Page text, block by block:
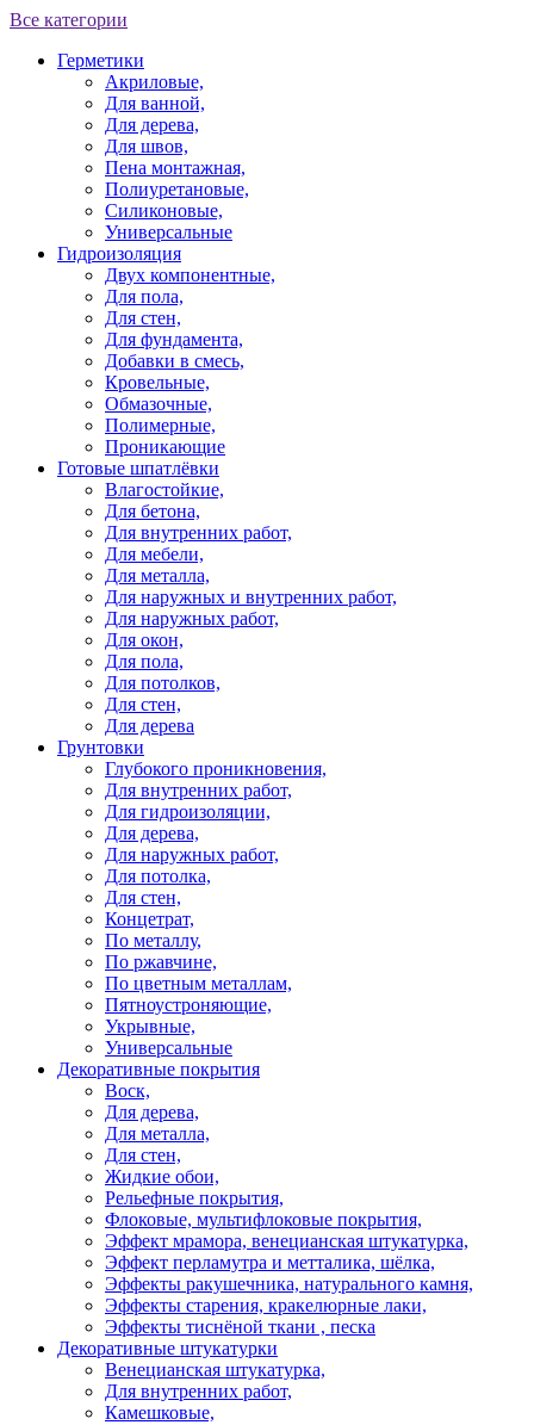
Все категории
Герметики
Акриловые,
Для ванной,
Для дерева,
Для швов,
Пена монтажная,
Полиуретановые,
Силиконовые,
Универсальные
Гидроизоляция
Двух компонентные,
Для пола,
Для стен,
Для фундамента,
Добавки в смесь,
Кровельные,
Обмазочные,
Полимерные,
Проникающие
Готовые шпатлёвки
Влагостойкие,
Для бетона,
Для внутренних работ,
Для мебели,
Для металла,
Для наружных и внутренних работ,
Для наружных работ,
Для окон,
Для пола,
Для потолков,
Для стен,
Для дерева
Грунтовки
Глубокого проникновения,
Для внутренних работ,
Для гидроизоляции,
Для дерева,
Для наружных работ,
Для потолка,
Для стен,
Концетрат,
По металлу,
По ржавчине,
По цветным металлам,
Пятноустроняющие,
Укрывные,
Универсальные
Декоративные покрытия
Воск,
Для дерева,
Для металла,
Для стен,
Жидкие обои,
Рельефные покрытия,
Флоковые, мультифлоковые покрытия,
Эффект мрамора, венецианская штукатурка,
Эффект перламутра и метталика, шёлка,
Эффекты ракушечника, натурального камня,
Эффекты старения, кракелюрные лаки,
Эффекты тиснёной ткани , песка
Декоративные штукатурки
Венецианская штукатурка,
Для внутренних работ,
Камешковые,